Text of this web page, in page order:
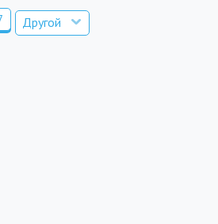
Другой